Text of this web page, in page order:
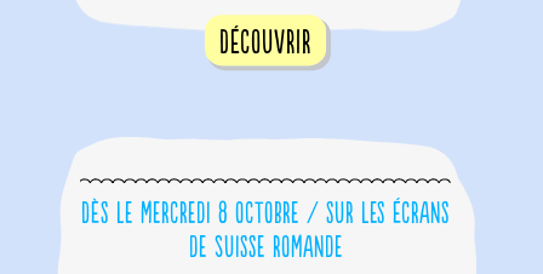
Découvrir
Dès le mercredi 8 octobre / sur les écrans
de Suisse romande